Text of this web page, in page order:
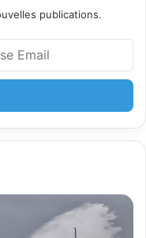
publications.